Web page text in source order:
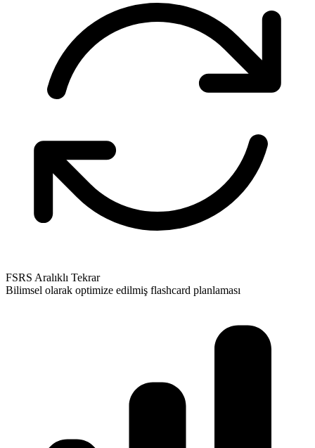
FSRS Aralıklı Tekrar
Bilimsel olarak optimize edilmiş flashcard planlaması